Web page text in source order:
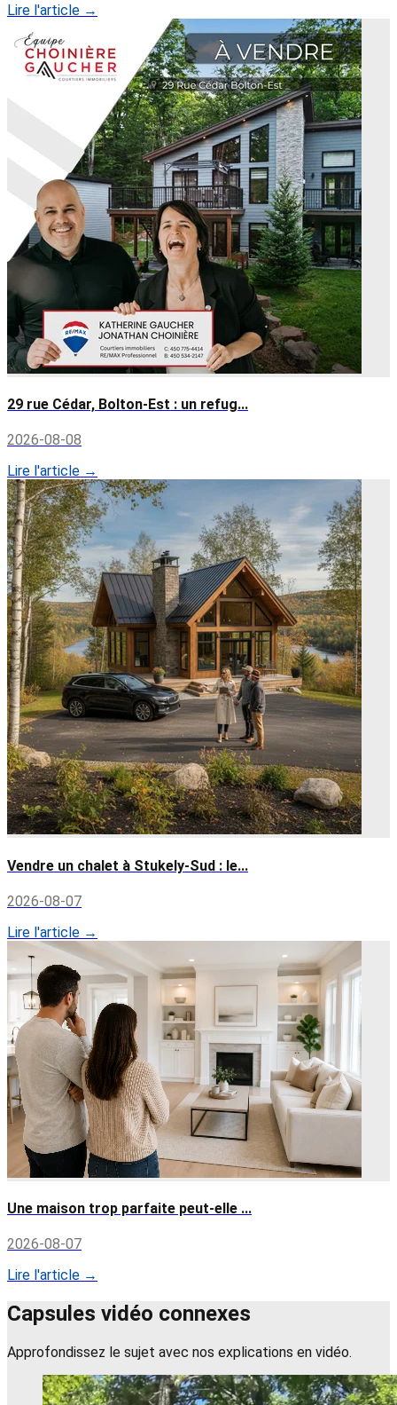
Lire l'article →
29 rue Cédar, Bolton-Est : un refug...
2026-08-08
Lire l'article →
Vendre un chalet à Stukely-Sud : le...
2026-08-07
Lire l'article →
Une maison trop parfaite peut-elle ...
2026-08-07
Lire l'article →
Capsules vidéo connexes
Approfondissez le sujet avec nos explications en vidéo.